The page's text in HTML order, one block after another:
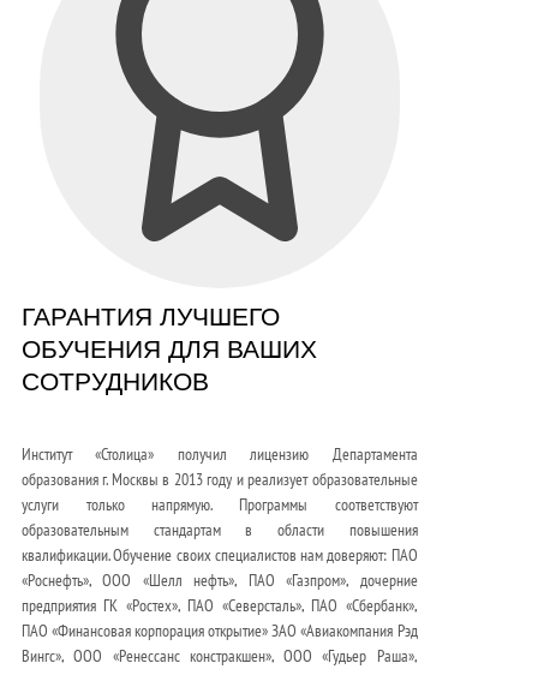
ГАРАНТИЯ ЛУЧШЕГО
ОБУЧЕНИЯ ДЛЯ ВАШИХ
СОТРУДНИКОВ
Институт «Столица» получил лицензию Департамента
образования г. Москвы в 2013 году и реализует образовательные
услуги только напрямую. Программы соответствуют
образовательным стандартам в области повышения
квалификации. Обучение своих специалистов нам доверяют: ПАО
«Роснефть», ООО «Шелл нефть», ПАО «Газпром», дочерние
предприятия ГК «Ростех», ПАО «Северсталь», ПАО «Сбербанк»,
ПАО «Финансовая корпорация открытие» ЗАО «Авиакомпания Рэд
Вингс», ООО «Ренессанс констракшен», ООО «Гудьер Раша»,